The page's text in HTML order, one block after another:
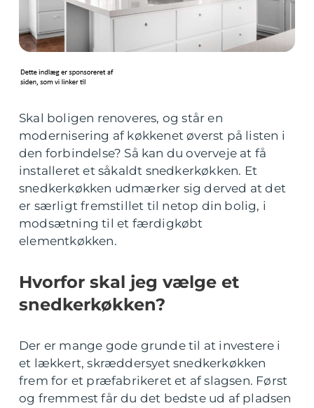
Skal boligen renoveres, og står en
modernisering af køkkenet øverst på listen i
den forbindelse? Så kan du overveje at få
installeret et såkaldt snedkerkøkken. Et
snedkerkøkken udmærker sig derved at det
er særligt fremstillet til netop din bolig, i
modsætning til et færdigkøbt
elementkøkken.
Hvorfor skal jeg vælge et
snedkerkøkken?
Der er mange gode grunde til at investere i
et lækkert, skræddersyet snedkerkøkken
frem for et præfabrikeret et af slagsen. Først
og fremmest får du det bedste ud af pladsen